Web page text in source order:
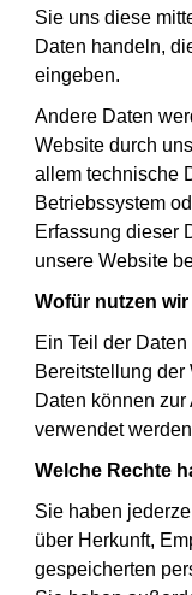
Sie uns diese
Daten handeln,
eingeben.
Andere Daten
Website durch
allem technische
Betriebssystem
Erfassung dieser
unsere Website
Wofür nutzen
Ein Teil der
Bereitstellung
Daten können
verwendet
Welche Rechte
Sie haben
über Herkunft,
gespeicherten